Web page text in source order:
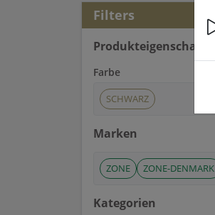
Filters
Produkteigenschaften
Farbe
SCHWARZ
Marken
ZONE ZONE-DENMARK
Kategorien